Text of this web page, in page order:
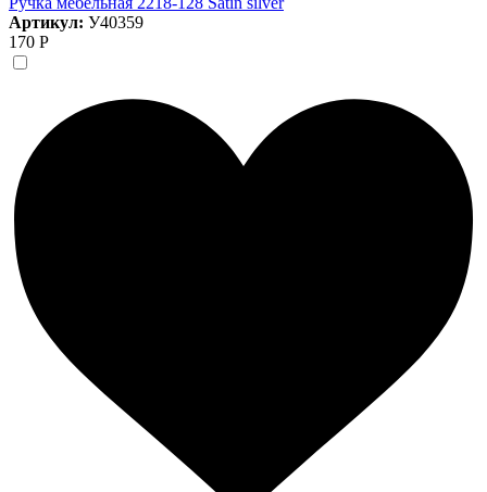
Артикул: У40359
170 Р